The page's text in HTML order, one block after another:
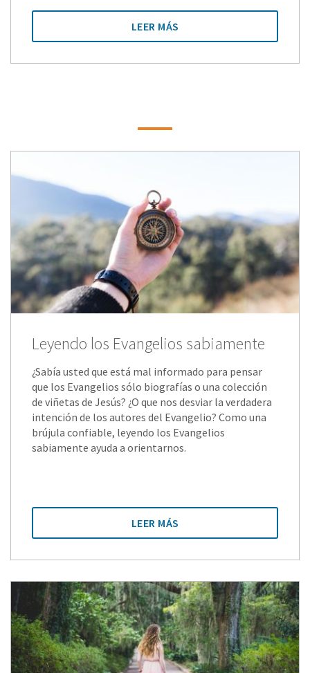
LEER MÁS
Leyendo los Evangelios sabiamente
¿Sabía usted que está mal informado para pensar
que los Evangelios sólo biografías o una colección
de viñetas de Jesús? ¿O que nos desviar la verdadera
intención de los autores del Evangelio? Como una
brújula confiable, leyendo los Evangelios
sabiamente ayuda a orientarnos.
LEER MÁS